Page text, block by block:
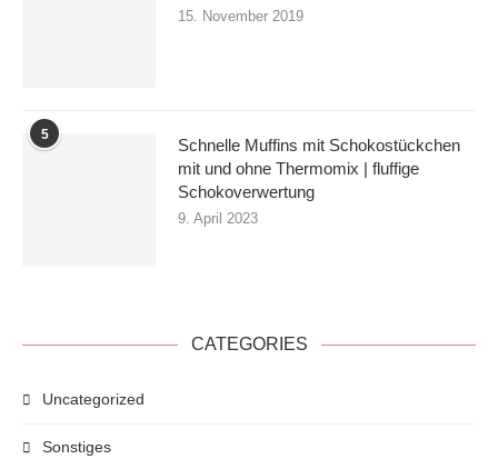
15. November 2019
5
Schnelle Muffins mit Schokostückchen
mit und ohne Thermomix | fluffige
Schokoverwertung
9. April 2023
CATEGORIES
Uncategorized
Sonstiges